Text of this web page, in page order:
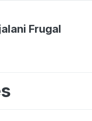
Frugal